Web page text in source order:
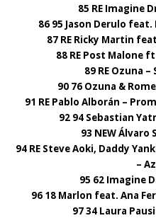
85 RE Imagine
86 95 Jason Derulo
87 RE Ricky Martin
88 RE Post Malone
89 RE Ozuna
90 76 Ozuna &
91 RE Pablo Alborán –
92 94 Sebastian
93 NEW Álvaro
94 RE Steve Aoki, Daddy
–
95 62 Imagine
96 18 Marlon feat. Ana
97 34 Laura